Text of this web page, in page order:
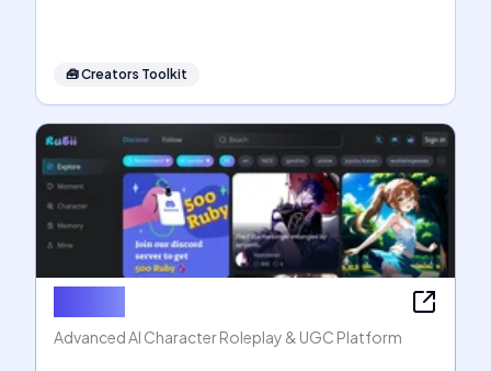
🧰Creators Toolkit
Advanced AI Character Roleplay & UGC Platform